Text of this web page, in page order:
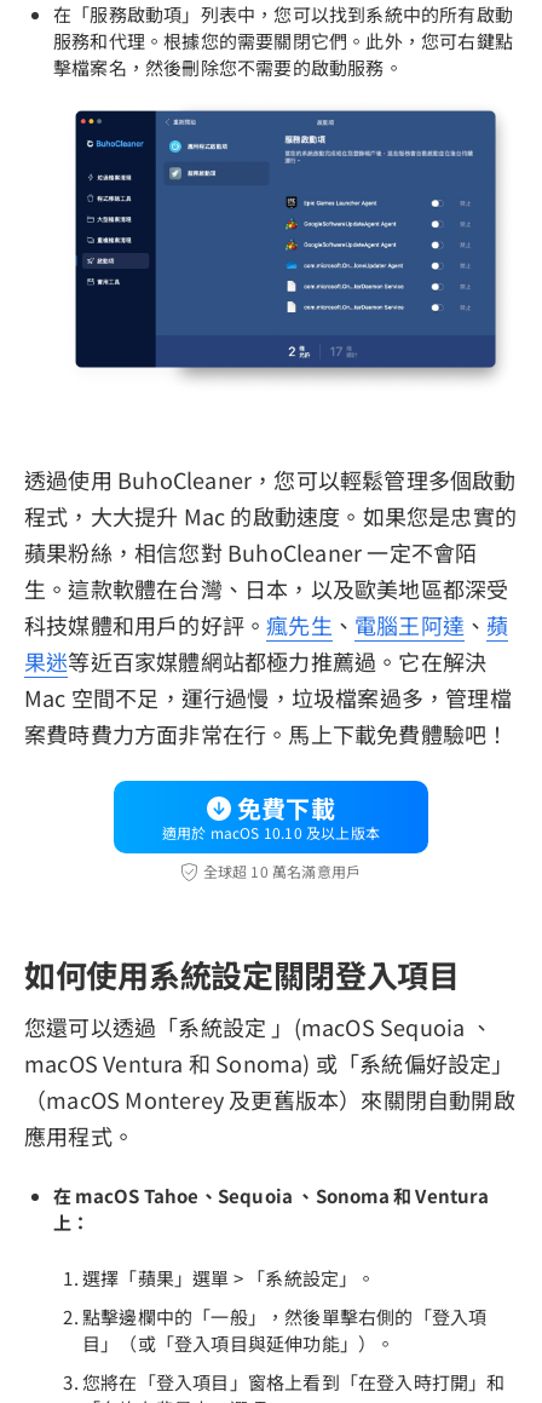
在「服務啟動項」列表中，您可以找到系統中的所有啟動
服務和代理。根據您的需要關閉它們。此外，您可右鍵點
擊檔案名，然後刪除您不需要的啟動服務。
透過使用 BuhoCleaner，您可以輕鬆管理多個啟動
程式，大大提升 Mac 的啟動速度。如果您是忠實的
蘋果粉絲，相信您對 BuhoCleaner 一定不會陌
生。這款軟體在台灣、日本，以及歐美地區都深受
科技媒體和用戶的好評。瘋先生 、 電腦王阿達 、 蘋
果迷等近百家媒體網站都極力推薦過。它在解決
Mac 空間不足，運行過慢，垃圾檔案過多，管理檔
案費時費力方面非常在行。馬上下載免費體驗吧！
免費下載
適用於 macOS 10.10 及以上版本
全球超 10 萬名滿意用戶
如何使用系統設定關閉登入項目
您還可以透過「系統設定 」(macOS Sequoia 、
macOS Ventura 和 Sonoma) 或「系統偏好設定」
（macOS Monterey 及更舊版本）來關閉自動開啟
應用程式。
在 macOS Tahoe、Sequoia 、Sonoma 和 Ventura
上：
選擇「蘋果」選單 > 「系統設定」。
點擊邊欄中的「一般」，然後單擊右側的「登入項
目」（或「登入項目與延伸功能」）。
您將在「登入項目」窗格上看到「在登入時打開」和